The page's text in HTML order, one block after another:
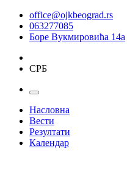
office@ojkbeograd.rs
063277085
Боре Вукмировића 14а
СРБ
Насловна
Вести
Резултати
Календар